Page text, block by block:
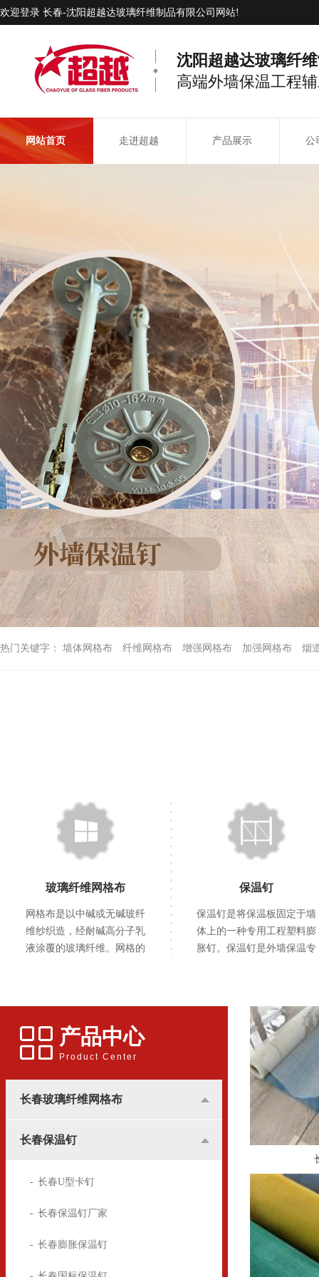
欢迎登录 长春-沈阳超越达玻璃纤维制品有限公司网站!
沈阳超越达玻璃纤
高端外墙保温工程
网站首页 走进超越 产品展示 公
热门关键字： 墙体网格布 纤维网格布 增强网格布 加强网格布 烟
玻璃纤维网格布
网格布是以中碱或无碱玻纤
维纱织造，经耐碱高分子乳
液涂覆的玻璃纤维。网格的
保温钉
保温钉是将保温板固定于墙
体上的一种专用工程塑料膨
胀钉。保温钉是外墙保温专
产品中心
Product Center
长春玻璃纤维网格布
长春保温钉
长春U型卡钉
长春保温钉厂家
长春膨胀保温钉